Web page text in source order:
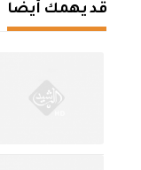
قد يهمك أيضا